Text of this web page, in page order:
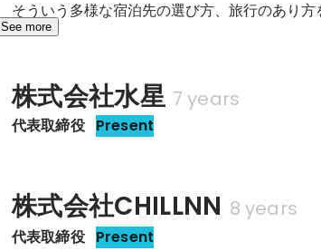
そういう多様な宿泊先の選び方、旅行のあり方
See more
株式会社水星 7 years
代表取締役 Present
株式会社CHILLNN 8 years
代表取締役 Present